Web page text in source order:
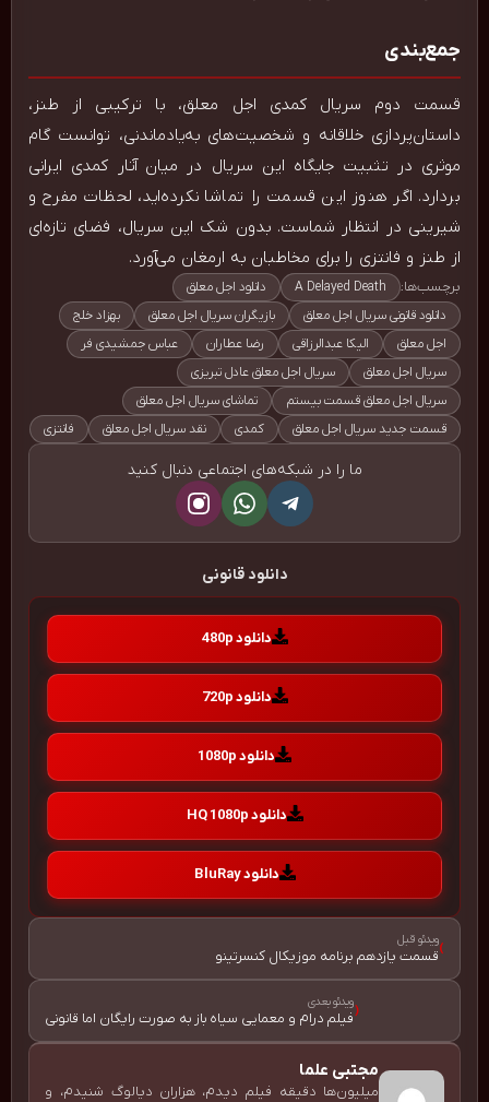
جمع‌بندی
قسمت دوم سریال کمدی اجل معلق، با ترکیبی از طنز،
داستان‌پردازی خلاقانه و شخصیت‌های به‌یادماندنی، توانست گام
موثری در تثبیت جایگاه این سریال در میان آثار کمدی ایرانی
بردارد. اگر هنوز این قسمت را تماشا نکرده‌اید، لحظات مفرح و
شیرینی در انتظار شماست. بدون شک این سریال، فضای تازه‌ای
از طنز و فانتزی را برای مخاطبان به ارمغان می‌آورد.
برچسب‌ها: A Delayed Death
دانلود اجل معلق
دانلود قانونی سریال اجل معلق
بازیگران سریال اجل معلق
بهزاد خلج
اجل معلق
الیکا عبدالرزاقی رضا عطاران
عباس جمشیدی فر
سریال اجل معلق
سریال اجل معلق عادل تبریزی
سریال اجل معلق قسمت بیستم
تماشای سریال اجل معلق
قسمت جدید سریال اجل معلق
کمدی نقد سریال اجل معلق فانتزی
ما را در شبکه‌های اجتماعی دنبال کنید
دانلود قانونی
دانلود 480p
دانلود 720p
دانلود 1080p
دانلود HQ 1080p
دانلود BluRay
›ویدئو قبل
قسمت یازدهم برنامه موزیکال کنسرتینو
ویدئو بعدی
فیلم درام و معمایی سیاه‌ باز به صورت رایگان اما قانونی‹
مجتبی علما
میلیون‌ها دقیقه فیلم دیدم، هزاران دیالوگ شنیدم، و